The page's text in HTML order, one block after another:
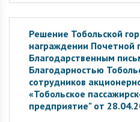
Решение Тобольской
награждении Почетной
Благодарственным
Благодарностью
сотрудников
«Тобольское
предприятие" от